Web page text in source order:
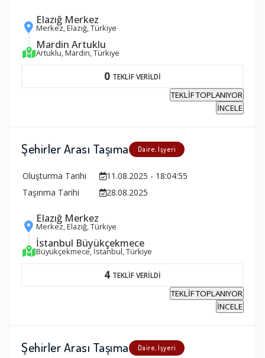
Elazığ Merkez
Merkez, Elazığ, Türkiye
Mardin Artuklu
Artuklu, Mardin, Türkiye
0 TEKLİF VERİLDİ
TEKLİF TOPLANIYOR
İNCELE
Şehirler Arası Taşıma Daire, İşyeri
Oluşturma Tarihi
11.08.2025 - 18:04:55
Taşınma Tarihi
28.08.2025
Elazığ Merkez
Merkez, Elazığ, Türkiye
İstanbul Büyükçekmece
Büyükçekmece, İstanbul, Türkiye
4 TEKLİF VERİLDİ
TEKLİF TOPLANIYOR
İNCELE
Şehirler Arası Taşıma Daire, İşyeri